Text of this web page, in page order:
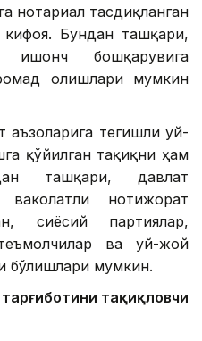
нотариал тасдиқланган
Бундан ташқари,
ишонч бошқарувига
олишлари мумкин
аъзоларига тегишли уй-
қўйилган тақиқни ҳам
ташқари, давлат
ваколатли нотижорат
сиёсий партиялар,
ва уй-жой
бўлишлари мумкин.
тақиқловчи